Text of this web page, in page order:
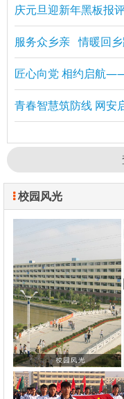
庆元旦迎新年黑板报
服务众乡亲 情暖回
匠心向党 相约启航
青春智慧筑防线 网安
校园风光